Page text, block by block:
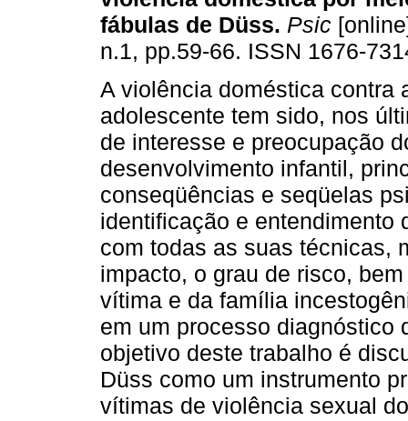
fábulas de Düss. Psic
n.1, pp.59-66. ISSN 1676-
A violência doméstica contra
adolescente tem sido, nos
de interesse e preocupação
desenvolvimento infantil,
conseqüências e seqüelas
identificação e entendimento
com todas as suas técnicas,
impacto, o grau de risco,
vítima e da família
em um processo diagnóstico
objetivo deste trabalho é
Düss como um instrumento
vítimas de violência sexual